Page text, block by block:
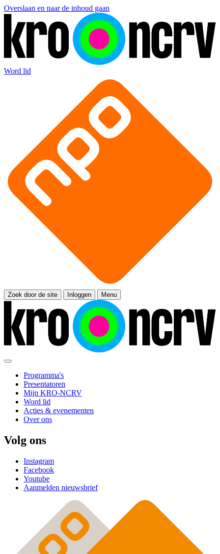
Overslaan en naar de inhoud gaan
Word lid
Zoek door de site Inloggen Menu
Programma's
Presentatoren
Mijn KRO-NCRV
Word lid
Acties & evenementen
Over ons
Volg ons
Instagram
Facebook
Youtube
Aanmelden nieuwsbrief